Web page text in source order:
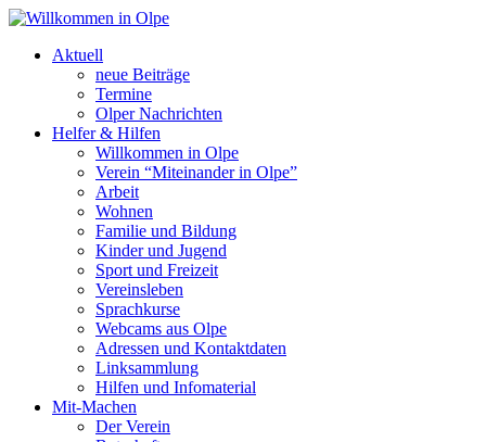
Aktuell
neue Beiträge
Termine
Olper Nachrichten
Helfer & Hilfen
Willkommen in Olpe
Verein “Miteinander in Olpe”
Arbeit
Wohnen
Familie und Bildung
Kinder und Jugend
Sport und Freizeit
Vereinsleben
Sprachkurse
Webcams aus Olpe
Adressen und Kontaktdaten
Linksammlung
Hilfen und Infomaterial
Mit-Machen
Der Verein